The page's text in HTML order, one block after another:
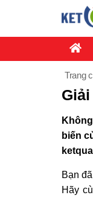
Trang
biến
Bạn
Hãy